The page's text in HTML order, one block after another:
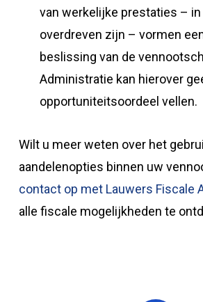
van werkelijke prestaties –
overdreven zijn – vormen
beslissing van de
Administratie kan hierover
opportuniteitsoordeel vellen.
Wilt u meer weten over het
aandelenopties binnen uw
contact op met Lauwers Fiscale
alle fiscale mogelijkheden te